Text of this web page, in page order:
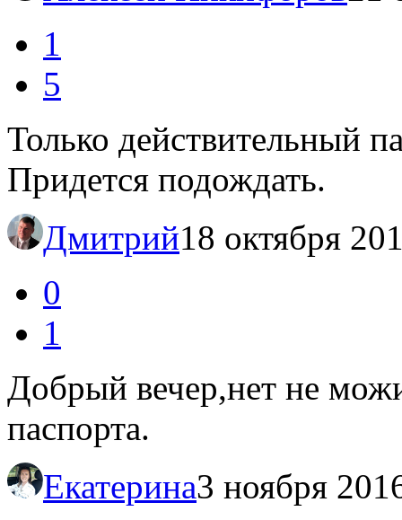
1
5
Только действительный
Придется подождать.
Дмитрий18 октября
0
1
Добрый вечер,нет не
паспорта.
Екатерина3 ноября